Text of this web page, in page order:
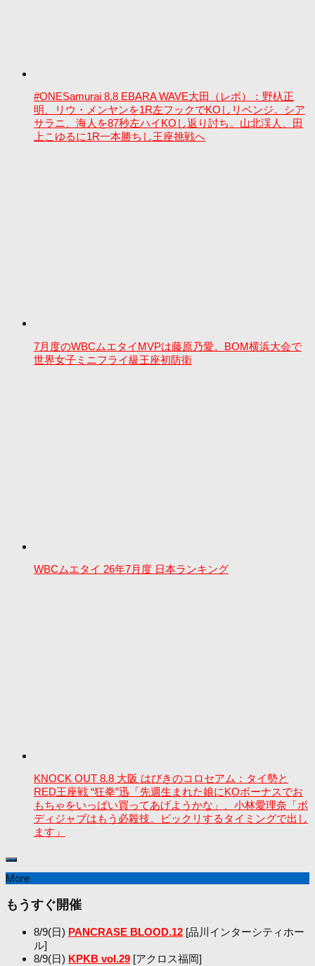
#ONESamurai 8.8 EBARA WAVE大田（レポ）：野杁正
明、リウ・メンヤンを1R左フックでKOしリベンジ。シア
サラニ、海人を87秒左ハイKOし返り討ち。山北渓人、田
上こゆるに1R一本勝ちし王座挑戦へ
7月度のWBCムエタイMVPは藤原乃愛。BOM横浜大会で
世界女子ミニフライ級王座初防衛
WBCムエタイ 26年7月度 日本ランキング
KNOCK OUT 8.8 大阪 はびきのコロセアム：タイ勢と
RED王座戦 “狂拳”迅「先週生まれた娘にKOボーナスでお
もちゃをいっぱい買ってあげようかな」、小林愛理奈「ボ
ディジャブはもう必殺技。ビックリするタイミングで出し
ます」
More
もうすぐ開催
8/9(日) PANCRASE BLOOD.12 [品川インターシティホー
ル]
8/9(日) KPKB vol.29 [アクロス福岡]